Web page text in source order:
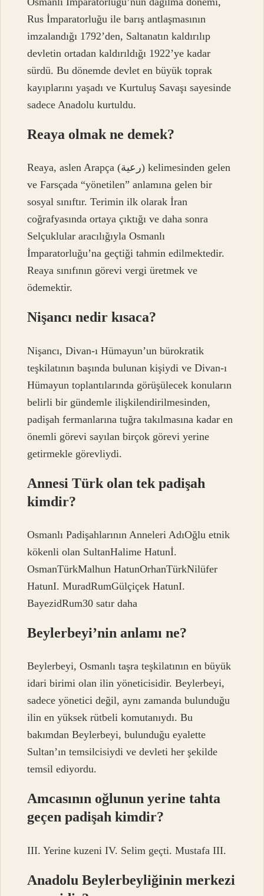
Rus İmparatorluğu ile barış antlaşmasının
imzalandığı 1792’den, Saltanatın kaldırılıp
devletin ortadan kaldırıldığı 1922’ye kadar
sürdü. Bu dönemde devlet en büyük toprak
kayıplarını yaşadı ve Kurtuluş Savaşı sayesinde
sadece Anadolu kurtuldu.
Reaya olmak ne demek?
Reaya, aslen Arapça (رعية) kelimesinden gelen
ve Farsçada “yönetilen” anlamına gelen bir
sosyal sınıftır. Terimin ilk olarak İran
coğrafyasında ortaya çıktığı ve daha sonra
Selçuklular aracılığıyla Osmanlı
İmparatorluğu’na geçtiği tahmin edilmektedir.
Reaya sınıfının görevi vergi üretmek ve
ödemektir.
Nişancı nedir kısaca?
Nişancı, Divan-ı Hümayun’un bürokratik
teşkilatının başında bulunan kişiydi ve Divan-ı
Hümayun toplantılarında görüşülecek konuların
belirli bir gündemle ilişkilendirilmesinden,
padişah fermanlarına tuğra takılmasına kadar en
önemli görevi sayılan birçok görevi yerine
getirmekle görevliydi.
Annesi Türk olan tek padişah
kimdir?
Osmanlı Padişahlarının Anneleri AdıOğlu etnik
kökenli olan SultanHalime Hatunİ.
OsmanTürkMalhun HatunOrhanTürkNilüfer
HatunI. MuradRumGülçiçek HatunI.
BayezidRum30 satır daha
Beylerbeyi’nin anlamı ne?
Beylerbeyi, Osmanlı taşra teşkilatının en büyük
idari birimi olan ilin yöneticisidir. Beylerbeyi,
sadece yönetici değil, aynı zamanda bulunduğu
ilin en yüksek rütbeli komutanıydı. Bu
bakımdan Beylerbeyi, bulunduğu eyalette
Sultan’ın temsilcisiydi ve devleti her şekilde
temsil ediyordu.
Amcasının oğlunun yerine tahta
geçen padişah kimdir?
III. Yerine kuzeni IV. Selim geçti. Mustafa III.
Anadolu Beylerbeyliğinin merkezi